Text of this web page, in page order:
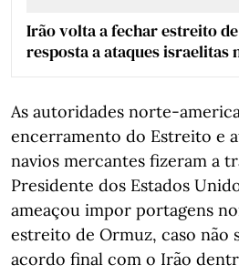
Irão volta a fechar estreito
resposta a ataques israelitas
As autoridades norte-
encerramento do Estreito e
navios mercantes fizeram a
Presidente dos Estados
ameaçou impor portagens
estreito de Ormuz, caso não
acordo final com o Irão